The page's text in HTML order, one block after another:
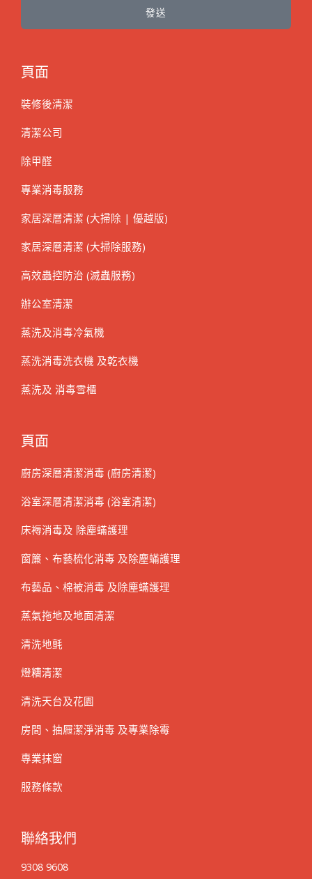
發送
頁面
裝修後清潔
清潔公司
除甲醛
專業消毒服務
家居深層清潔 (大掃除 | 優越版)
家居深層清潔 (大掃除服務)
高效蟲控防治 (滅蟲服務)
辦公室清潔
蒸洗及消毒冷氣機
蒸洗消毒洗衣機 及乾衣機
蒸洗及 消毒雪櫃
頁面
廚房深層清潔消毒 (廚房清潔)
浴室深層清潔消毒 (浴室清潔)
床褥消毒及 除塵蟎護理
窗簾、布藝梳化消毒 及除塵蟎護理
布藝品、棉被消毒 及除塵蟎護理
蒸氣拖地及地面清潔
清洗地氈
燈糟清潔
清洗天台及花園
房間、抽屜潔淨消毒 及專業除霉
專業抹窗
服務條款
聯絡我們
9308 9608